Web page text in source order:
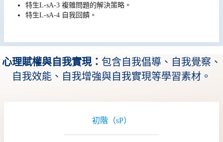
特生L-sA-3 複雜問題的解決策略。
特生L-sA-4 自我回饋。
心理賦權與自我實現： 包含自我倡導、自我覺察、
自我效能、自我增強與自我實現等學習素材。
初階（sP）